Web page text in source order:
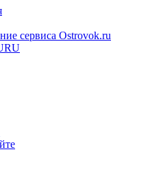
сервиса Ostrovok.ru